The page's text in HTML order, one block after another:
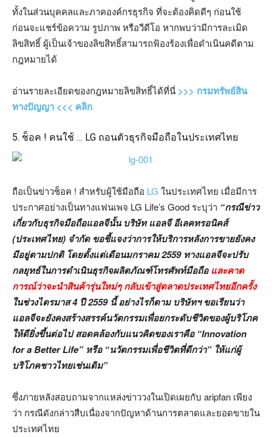
ทั้งในส่วนบุคคลและภาคองค์กรธุรกิจ ที่จะต้องคิดดีๆ ก่อนใช้
ก่อนจะแชร์ข้อความ รูปภาพ หรือวีดีโอ หากพบว่ามีการละเมิด
ลิขสิทธิ์ ผู้เป็นเจ้าของลิขสิทธิ์สามารถฟ้องร้องเพื่อดำเนินคดีตาม
กฎหมายได้
อ่านรายละเอียดของกฎหมายลิขสิทธิ์ได้ที่นี่ >>> กรมทรัพย์สิน
ทางปัญญา <<< คลิก
5. ช็อค ! คนใช้ … LG ถอนตัวธุรกิจมือถือในประเทศไทย
ถือเป็นข่าวช็อค ! สำหรับผู้ใช้มือถือ LG ในประเทศไทย เมื่อมีการ
ประกาศอย่างเป็นทางแฟนเพจ LG Life’s Good ระบุว่า “กรณีข่าว
เกี่ยวกับธุรกิจมือถือแอลจีนั้น บริษัท แอลจี อีเลคทรอนิคส์
(ประเทศไทย) จำกัด ขอชี้แจงว่าการให้บริการหลังการขายยังคง
มีอยู่ตามปกติ โดยตั้งแต่เดือนมกราคม 2559 ทางแอลจีจะปรับ
กลยุทธ์ในการดำเนินธุรกิจผลิตภัณฑ์โทรศัพท์มือถือและคาด
การณ์ว่าจะนำสินค้ารุ่นใหม่ๆ กลับเข้าสู่ตลาดประเทศไทยอีกครั้ง
ในช่วงไตรมาส 4 ปี 2559 นี้ อย่างไรก็ตาม บริษัทฯ ขอเรียนว่า
แอลจีจะยังคงสร้างสรรค์นวัตกรรมเพื่อยกระดับชีวิตของผู้บริโภค
ให้ดียิ่งขึ้นต่อไป สอดคล้องกับแนวคิดของเราคือ “Innovation
for a Better Life” หรือ “นวัตกรรมเพื่อชีวิตที่ดีกว่า” ให้แก่ผู้
บริโภคชาวไทยเช่นเดิม”
ซึ่งภายหลังสอบถามจากแหล่งข่าววงในเปิดเผยกับ aripfan เพียง
ว่า กรณีดังกล่าวสืบเนื่องจากปัญหาด้านการตลาดและยอดขายใน
ประเทศไทย